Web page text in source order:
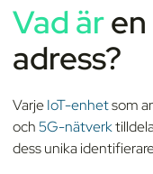
Vad är
adress?
VarjeIoT-enhetsom
och5G-nätverk
dess unika